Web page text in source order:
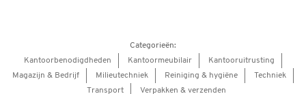
Categorieën:
Kantoorbenodigdheden
Kantoormeubilair
Kantooruitrusting
Magazijn & Bedrijf
Milieutechniek Reiniging & hygiëne
Techniek
Transport
Verpakken & verzenden